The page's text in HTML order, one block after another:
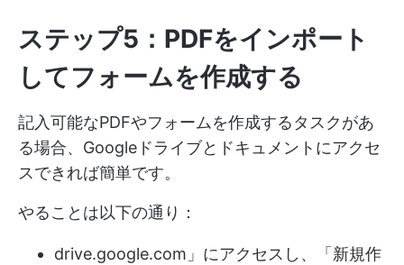
ステップ5：PDFをインポート
してフォームを作成する
記入可能なPDFやフォームを作成するタスクがあ
る場合、Googleドライブとドキュメントにアクセ
スできれば簡単です。
やることは以下の通り：
drive.google.com」にアクセスし、「新規作